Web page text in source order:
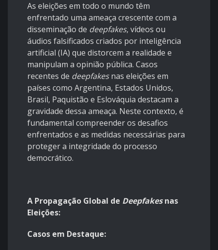
As eleições em todo o mundo têm
enfrentado uma ameaça crescente com a
disseminação de deepfakes, vídeos ou
áudios falsificados criados por inteligência
artificial (IA) que distorcem a realidade e
manipulam a opinião pública. Casos
recentes de deepfakesnas eleições em
países como Argentina, Estados Unidos,
Brasil, Paquistão e Eslováquia destacam a
gravidade dessa ameaça. Neste contexto, é
fundamental compreender os desafios
enfrentados e as medidas necessárias para
proteger a integridade do processo
democrático.
A Propagação Global de Deepfakesnas
Eleições:
Casos em Destaque: